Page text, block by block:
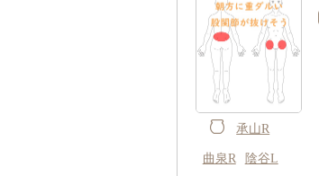
承山R
曲泉R 陰谷L